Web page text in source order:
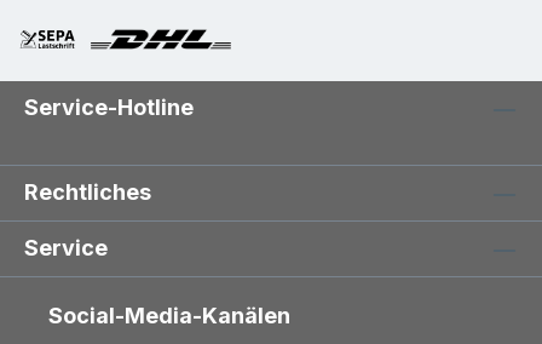
Service-Hotline
Rechtliches
Service
Social-Media-Kanälen